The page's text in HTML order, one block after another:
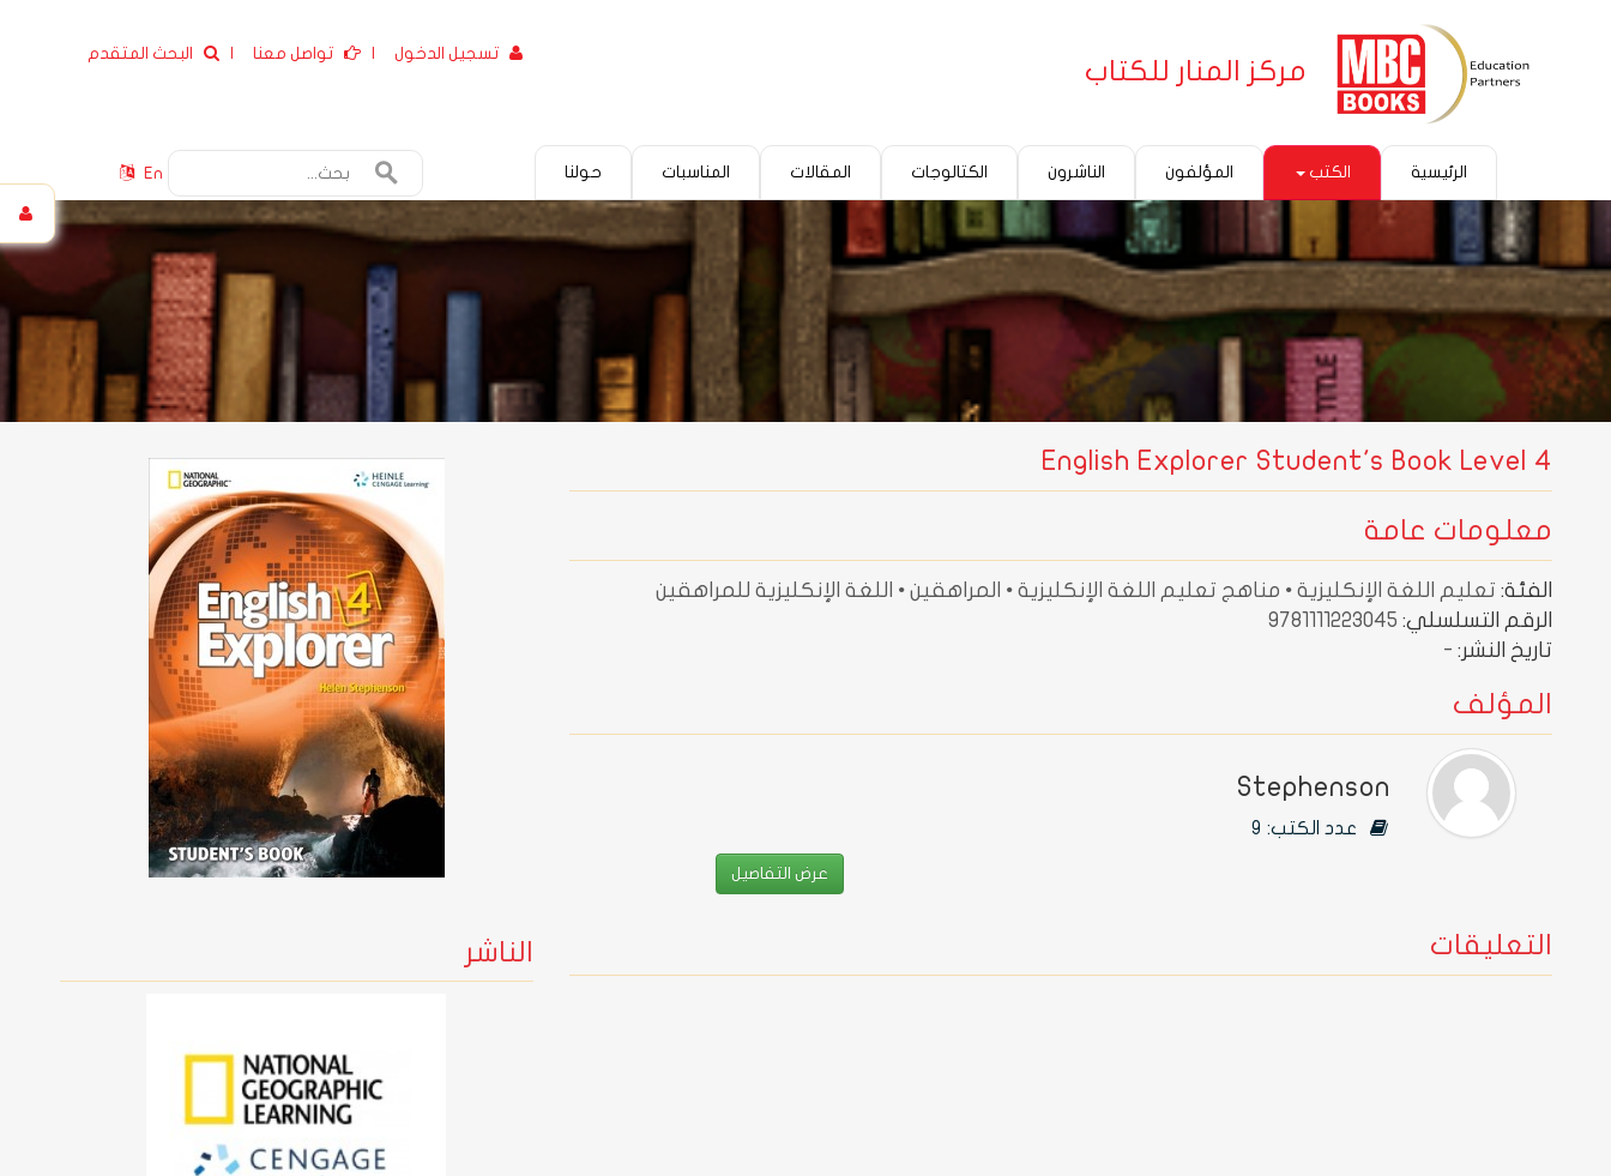
مركز المنار للكتاب
البحث المتقدم تواصل معنا تسجيل الدخول
الرئيسية الكتب المؤلفون الناشرون الكتالوجات المقالات المناسبات حولنا En
English Explorer Student's Book Level 4
معلومات عامة
الفئة: تعليم اللغة الإنكليزية • مناهج تعليم اللغة الإنكليزية • المراهقين • اللغة الإنكليزية للمراهقين
الرقم التسلسلي: 9781111223045
تاريخ النشر: -
المؤلف
Stephenson
عدد الكتب: 9
عرض التفاصيل
التعليقات الناشر